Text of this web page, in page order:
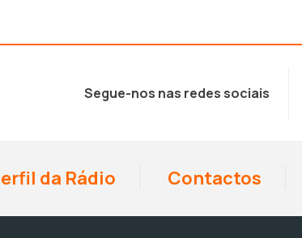
Segue-nos nas redes sociais
da Rádio Contactos